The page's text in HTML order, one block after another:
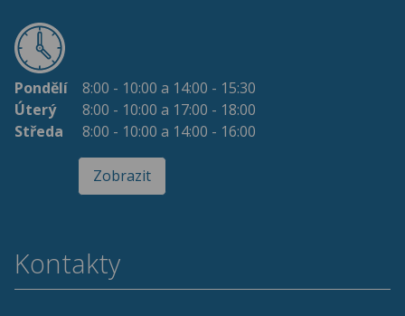
Pondělí
8:00 - 10:00 a 14:00 - 15:30
Úterý
8:00 - 10:00 a 17:00 - 18:00
Středa
8:00 - 10:00 a 14:00 - 16:00
Zobrazit
Kontakty